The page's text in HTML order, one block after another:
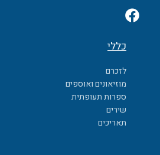
F
a
כללי
לזכרם
מוזיאונים ואוספים
ספרות תעופתית
שירים
תאריכים